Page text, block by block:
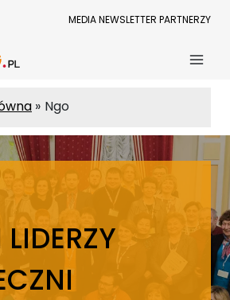
MEDIANEWSLETTER PARTNERZY
Ngo